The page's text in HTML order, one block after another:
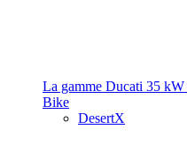
La gamme Ducati 35 kW
Bike
DesertX